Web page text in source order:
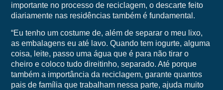
importante no processo de reciclagem, o descarte feito
diariamente nas residências também é fundamental.
“Eu tenho um costume de, além de separar o meu lixo,
as embalagens eu até lavo. Quando tem iogurte, alguma
coisa, leite, passo uma água que é para não tirar o
cheiro e coloco tudo direitinho, separado. Até porque
também a importância da reciclagem, garante quantos
pais de família que trabalham nessa parte, ajuda muito